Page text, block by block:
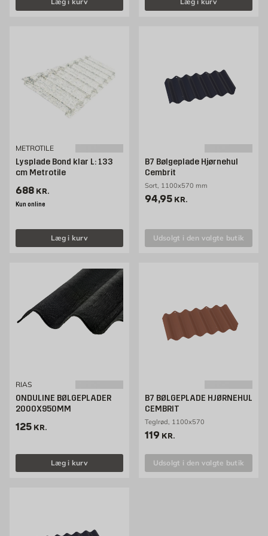
METROTILE
Lysplade Bond klar L: 133
cm Metrotile
Pris 688 kr. /stk
688 KR.
Kun online
Læg i kurv
B7 Bølgeplade Hjørnehul
Cembrit
Sort, 1100x570 mm
Pris 94.95 kr. /stk
94,95 KR.
Udsolgt i den valgte butik
RIAS
ONDULINE BØLGEPLADER
2000X950MM
Pris 125 kr. /stk
125 KR.
Læg i kurv
B7 BØLGEPLADE HJØRNEHUL
CEMBRIT
Teglrød, 1100x570
Pris 119 kr. /stk
119 KR.
Udsolgt i den valgte butik